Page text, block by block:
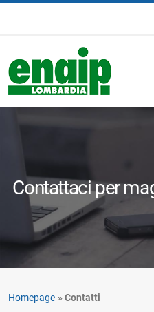
Contattaci per
Homepage Contatti